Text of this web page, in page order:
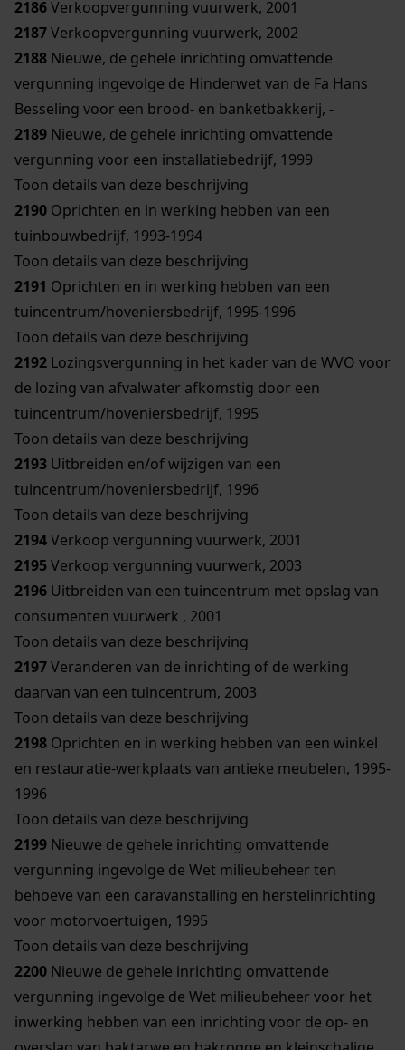
2186Verkoopvergunning vuurwerk, 2001
2187Verkoopvergunning vuurwerk, 2002
2188 Nieuwe, de gehele inrichting omvattende
vergunning ingevolge de Hinderwet van de Fa Hans
Besseling voor een brood- en banketbakkerij, -
2189 Nieuwe, de gehele inrichting omvattende
vergunning voor een installatiebedrijf, 1999
Toon details van deze beschrijving
2190 Oprichten en in werking hebben van een
tuinbouwbedrijf, 1993-1994
Toon details van deze beschrijving
2191 Oprichten en in werking hebben van een
tuincentrum/hoveniersbedrijf, 1995-1996
Toon details van deze beschrijving
2192 Lozingsvergunning in het kader van de WVO voor
de lozing van afvalwater afkomstig door een
tuincentrum/hoveniersbedrijf, 1995
Toon details van deze beschrijving
2193 Uitbreiden en/of wijzigen van een
tuincentrum/hoveniersbedrijf, 1996
Toon details van deze beschrijving
2194Verkoop vergunning vuurwerk, 2001
2195Verkoop vergunning vuurwerk, 2003
2196 Uitbreiden van een tuincentrum met opslag van
consumenten vuurwerk , 2001
Toon details van deze beschrijving
2197Veranderen van de inrichting of de werking
daarvan van een tuincentrum, 2003
Toon details van deze beschrijving
2198 Oprichten en in werking hebben van een winkel
en restauratie-werkplaats van antieke meubelen, 1995-
1996
Toon details van deze beschrijving
2199 Nieuwe de gehele inrichting omvattende
vergunning ingevolge de Wet milieubeheer ten
behoeve van een caravanstalling en herstelinrichting
voor motorvoertuigen, 1995
Toon details van deze beschrijving
2200 Nieuwe de gehele inrichting omvattende
vergunning ingevolge de Wet milieubeheer voor het
inwerking hebben van een inrichting voor de op- en